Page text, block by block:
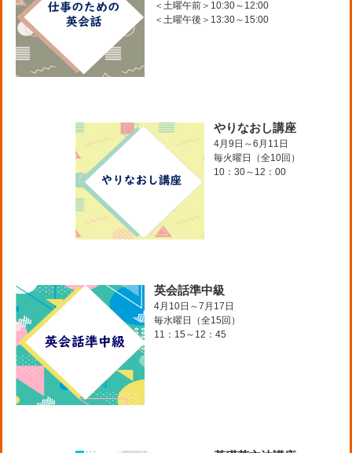
＜土曜午前＞10:30～12:00
＜土曜午後＞13:30～15:00
やりなおし講座
4月9日～6月11日
毎火曜日（全10回）
10：30～12：00
英会話準中級
4月10日～7月17日
毎水曜日（全15回）
11：15～12：45